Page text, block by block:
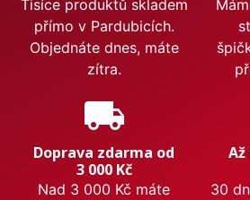
Tisíce produktů skladem
přímo v Pardubicích.
Objednáte dnes, máte
zítra.
local_shipping
Doprava zdarma od
3 000 Kč
Nad 3 000 Kč máte
30